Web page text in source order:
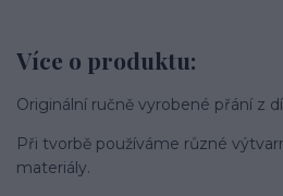
Více o produktu:
Originální ručně vyrobené přání z
Při tvorbě používáme různé
materiály.